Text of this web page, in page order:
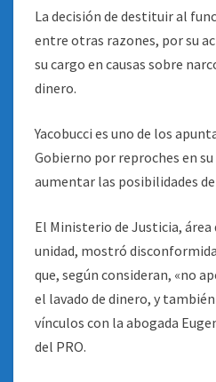
La decisión de destituir al
entre otras razones, por su
su cargo en causas sobre
dinero.
Yacobucci es uno de los
Gobierno por reproches en
aumentar las posibilidades
El Ministerio de Justicia, área
unidad, mostró
que, según consideran, «no
el lavado de dinero, y
vínculos con la abogada
del PRO.